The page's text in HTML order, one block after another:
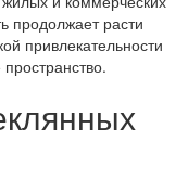
продолжает расти
привлекательности